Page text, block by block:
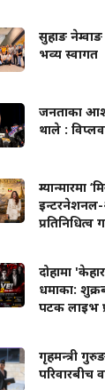
सुहाङ नेम्वाङ
भव्य स्वागत
जनताका
थाले : विप्लव
म्यान्मारमा
इन्टरनेशनल-
प्रतिनिधित्व
दोहामा
धमाका:
पटक लाइभ
गृहमन्त्री
परिवारबीच